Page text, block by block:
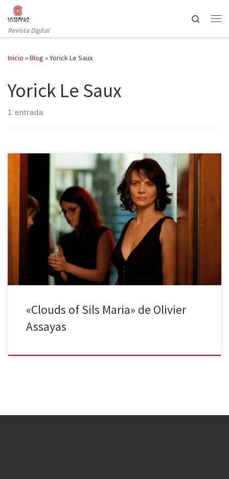
Saltar al contenido
Revista Digital
Search
Inicio »Blog »Yorick Le Saux
Yorick Le Saux
1 entrada
Es difícil aceptar la madurez dentro de un mundo volátil que
fulgura, la quiebra intergeneracional es inminente no lo
olvidemos. Entre otras cosas el realizador francés Olvier Assayas
nos habla de ello. La cinta podría recordarnos en algún momento
a Eva al Desnudo; pero más bien se trata de una […]
«Clouds of Sils Maria» de Olivier
Assayas